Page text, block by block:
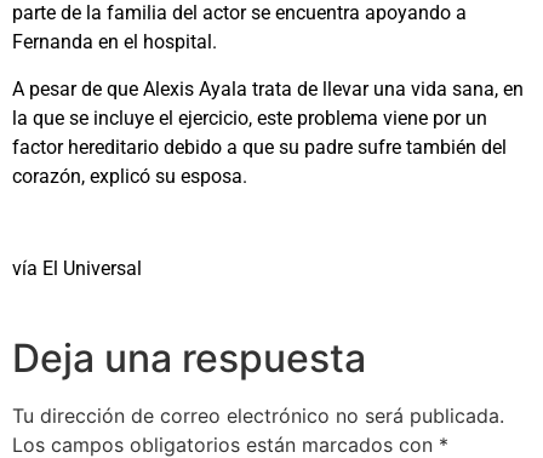
parte de la familia del actor se encuentra apoyando a
Fernanda en el hospital.
A pesar de que Alexis Ayala trata de llevar una vida sana, en
la que se incluye el ejercicio, este problema viene por un
factor hereditario debido a que su padre sufre también del
corazón, explicó su esposa.
vía El Universal
Deja una respuesta
Tu dirección de correo electrónico no será publicada.
Los campos obligatorios están marcados con *